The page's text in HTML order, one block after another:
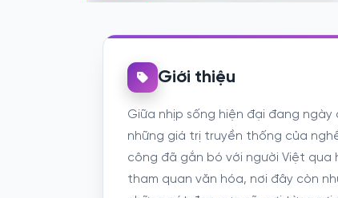
Giới thiệu
Giữa nhịp sống hiện đại đang
những giá trị truyền thống của
công đã gắn bó với người Việt qua
tham quan văn hóa, nơi đây còn